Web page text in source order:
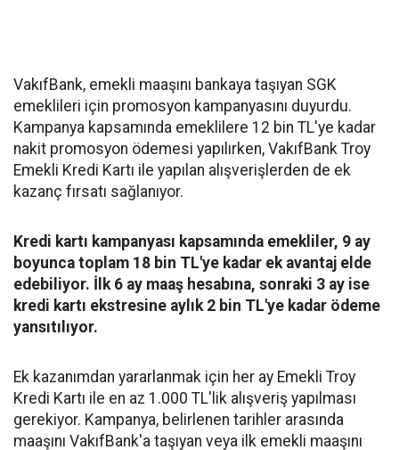
VakıfBank, emekli maaşını bankaya taşıyan SGK
emeklileri için promosyon kampanyasını duyurdu.
Kampanya kapsamında emeklilere 12 bin TL'ye kadar
nakit promosyon ödemesi yapılırken, VakıfBank Troy
Emekli Kredi Kartı ile yapılan alışverişlerden de ek
kazanç fırsatı sağlanıyor.
Kredi kartı kampanyası kapsamında emekliler, 9 ay
boyunca toplam 18 bin TL'ye kadar ek avantaj elde
edebiliyor. İlk 6 ay maaş hesabına, sonraki 3 ay ise
kredi kartı ekstresine aylık 2 bin TL'ye kadar ödeme
yansıtılıyor.
Ek kazanımdan yararlanmak için her ay Emekli Troy
Kredi Kartı ile en az 1.000 TL'lik alışveriş yapılması
gerekiyor. Kampanya, belirlenen tarihler arasında
maaşını VakıfBank'a taşıyan veya ilk emekli maaşını